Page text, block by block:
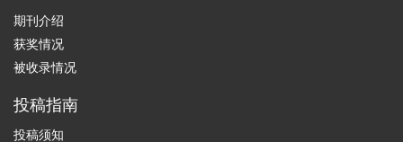
期刊介绍
获奖情况
被收录情况
投稿指南
投稿须知